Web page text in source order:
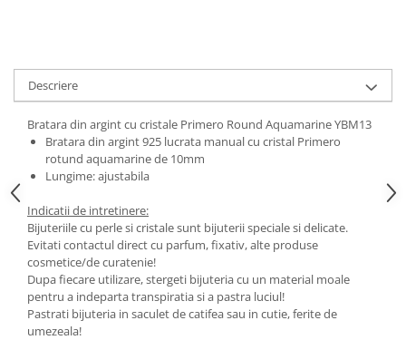
Descriere
Bratara din argint cu cristale Primero Round Aquamarine YBM13
Bratara din argint 925 lucrata manual cu cristal Primero
rotund aquamarine de 10mm
Lungime: ajustabila
Indicatii de intretinere:
Bijuteriile cu perle si cristale sunt bijuterii speciale si delicate.
Evitati contactul direct cu parfum, fixativ, alte produse
cosmetice/de curatenie!
Dupa fiecare utilizare, stergeti bijuteria cu un material moale
pentru a indeparta transpiratia si a pastra luciul!
Pastrati bijuteria in saculet de catifea sau in cutie, ferite de
umezeala!